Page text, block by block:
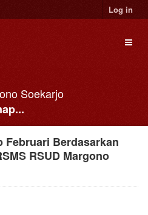
Log in
Soekarjo
Februari Berdasarkan
RSUD Margono